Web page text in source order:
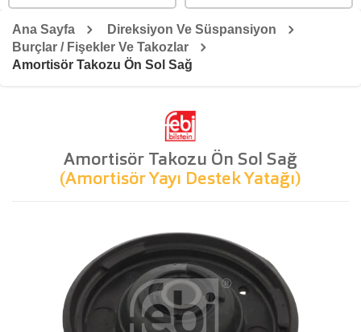
Ana Sayfa
Direksiyon Ve Süspansiyon
Burçlar / Fişekler Ve Takozlar
Amortisör Takozu Ön Sol Sağ
Amortisör Takozu Ön Sol Sağ
(Amortisör Yayı Destek Yatağı)